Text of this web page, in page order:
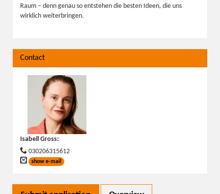
Raum – denn genau so entstehen die besten Ideen, die uns
wirklich weiterbringen.
Contact
Isabell Gross:
030206315612
show e-mail